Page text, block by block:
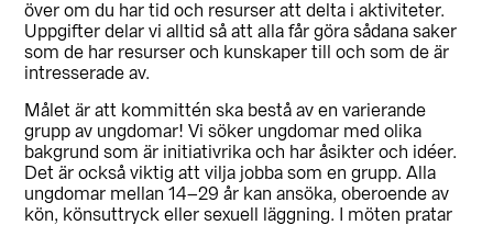
över om du har tid och resurser att delta i aktiviteter.
Uppgifter delar vi alltid så att alla får göra sådana saker
som de har resurser och kunskaper till och som de är
intresserade av.
Målet är att kommittén ska bestå av en varierande
grupp av ungdomar! Vi söker ungdomar med olika
bakgrund som är initiativrika och har åsikter och idéer.
Det är också viktig att vilja jobba som en grupp. Alla
ungdomar mellan 14–29 år kan ansöka, oberoende av
kön, könsuttryck eller sexuell läggning. I möten pratar